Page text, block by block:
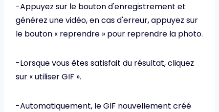
-Appuyez sur le bouton d'enregistrement et
générez une vidéo, en cas d'erreur, appuyez sur
le bouton « reprendre » pour reprendre la photo.
-Lorsque vous êtes satisfait du résultat, cliquez
sur « utiliser GIF ».
-Automatiquement, le GIF nouvellement créé